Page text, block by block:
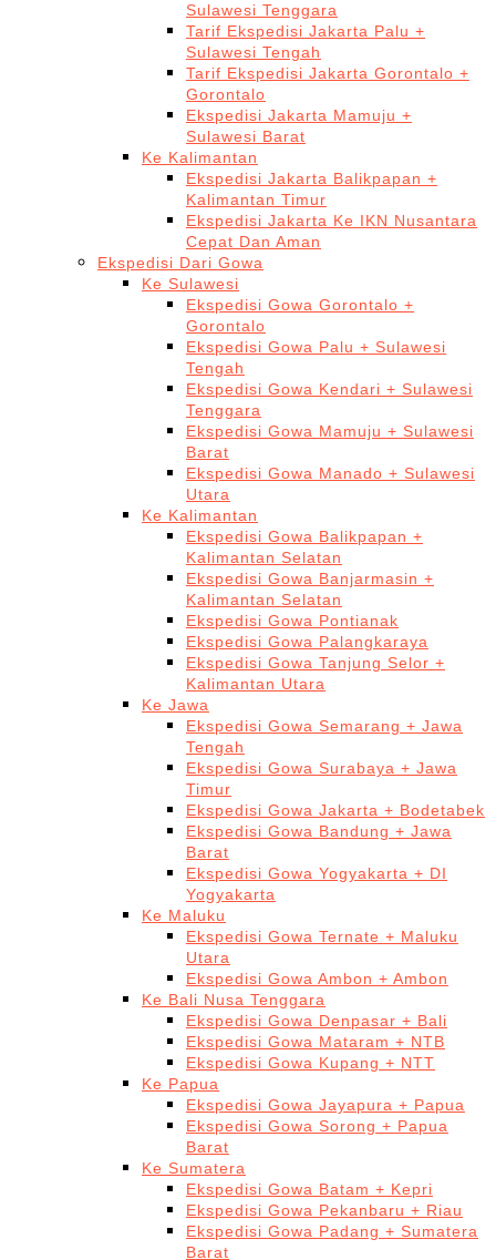
Sulawesi Tenggara
Tarif Ekspedisi Jakarta Palu +
Sulawesi Tengah
Tarif Ekspedisi Jakarta Gorontalo +
Gorontalo
Ekspedisi Jakarta Mamuju +
Sulawesi Barat
Ke Kalimantan
Ekspedisi Jakarta Balikpapan +
Kalimantan Timur
Ekspedisi Jakarta Ke IKN Nusantara
Cepat Dan Aman
Ekspedisi Dari Gowa
Ke Sulawesi
Ekspedisi Gowa Gorontalo +
Gorontalo
Ekspedisi Gowa Palu + Sulawesi
Tengah
Ekspedisi Gowa Kendari + Sulawesi
Tenggara
Ekspedisi Gowa Mamuju + Sulawesi
Barat
Ekspedisi Gowa Manado + Sulawesi
Utara
Ke Kalimantan
Ekspedisi Gowa Balikpapan +
Kalimantan Selatan
Ekspedisi Gowa Banjarmasin +
Kalimantan Selatan
Ekspedisi Gowa Pontianak
Ekspedisi Gowa Palangkaraya
Ekspedisi Gowa Tanjung Selor +
Kalimantan Utara
Ke Jawa
Ekspedisi Gowa Semarang + Jawa
Tengah
Ekspedisi Gowa Surabaya + Jawa
Timur
Ekspedisi Gowa Jakarta + Bodetabek
Ekspedisi Gowa Bandung + Jawa
Barat
Ekspedisi Gowa Yogyakarta + DI
Yogyakarta
Ke Maluku
Ekspedisi Gowa Ternate + Maluku
Utara
Ekspedisi Gowa Ambon + Ambon
Ke Bali Nusa Tenggara
Ekspedisi Gowa Denpasar + Bali
Ekspedisi Gowa Mataram + NTB
Ekspedisi Gowa Kupang + NTT
Ke Papua
Ekspedisi Gowa Jayapura + Papua
Ekspedisi Gowa Sorong + Papua
Barat
Ke Sumatera
Ekspedisi Gowa Batam + Kepri
Ekspedisi Gowa Pekanbaru + Riau
Ekspedisi Gowa Padang + Sumatera
Barat